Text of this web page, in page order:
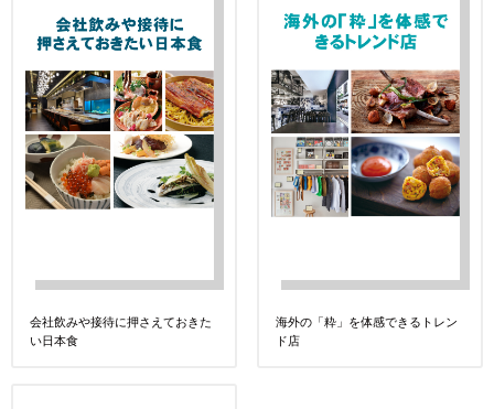
会社飲みや接待に押さえておきた
い日本食
海外の「粋」を体感できるトレン
ド店